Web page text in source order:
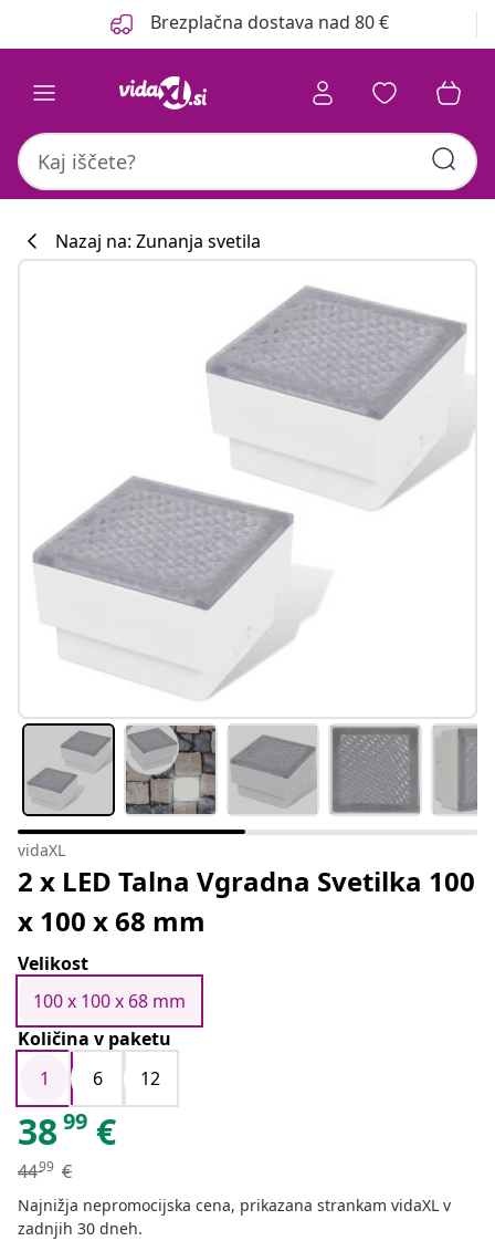
Brezplačna dostava nad 80 €
Nazaj na: Zunanja svetila
vidaXL
2 x LED Talna Vgradna Svetilka 100
x 100 x 68 mm
Velikost
100 x 100 x 68 mm
Količina v paketu
1
6 12
3899 €
4499 €
Najnižja nepromocijska cena, prikazana strankam vidaXL v
zadnjih 30 dneh.